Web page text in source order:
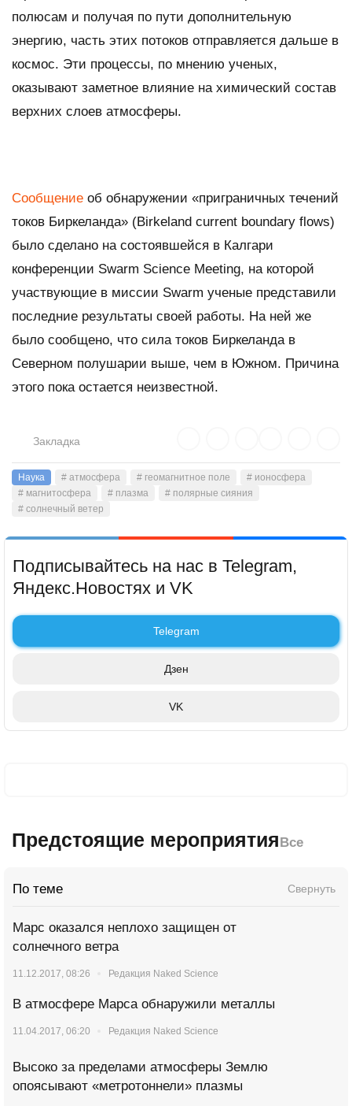
полюсам и получая по пути дополнительную
энергию, часть этих потоков отправляется дальше в
космос. Эти процессы, по мнению ученых,
оказывают заметное влияние на химический состав
верхних слоев атмосферы.
Сообщение об обнаружении «приграничных течений
токов Биркеланда» (Birkeland current boundary flows)
было сделано на состоявшейся в Калгари
конференции Swarm Science Meeting, на которой
участвующие в миссии Swarm ученые представили
последние результаты своей работы. На ней же
было сообщено, что сила токов Биркеланда в
Северном полушарии выше, чем в Южном. Причина
этого пока остается неизвестной.
Закладка
Наука # атмосфера # геомагнитное поле
# ионосфера
# магнитосфера
# плазма
# полярные сияния
# солнечный ветер
Подписывайтесь на нас в Telegram,
Яндекс.Новостях и VK
Telegram
Дзен
VK
Предстоящие мероприятияВсе
По теме Свернуть
Марс оказался неплохо защищен от
солнечного ветра
11.12.2017, 08:26 Редакция Naked Science
В атмосфере Марса обнаружили металлы
11.04.2017, 06:20 Редакция Naked Science
Высоко за пределами атмосферы Землю
опоясывают «метротоннели» плазмы